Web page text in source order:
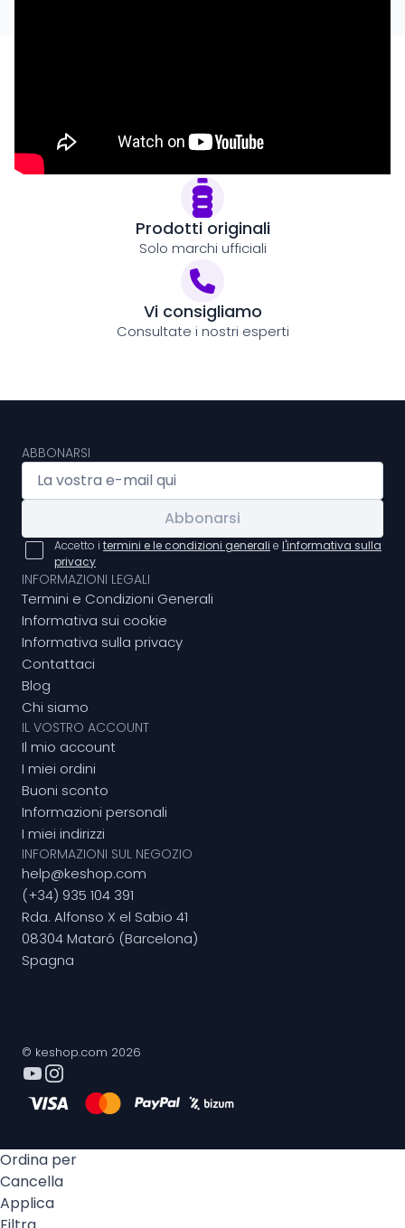
Pagamento sicuro al 100%
Prodotti originali
Solo marchi ufficiali
Vi consigliamo
Consultate i nostri esperti
ABBONARSI
Abbonarsi
Accetto i termini e le condizioni generali e l'informativa sulla
privacy
INFORMAZIONI LEGALI
Termini e Condizioni Generali
Informativa sui cookie
Informativa sulla privacy
Contattaci
Blog
Chi siamo
IL VOSTRO ACCOUNT
Il mio account
I miei ordini
Buoni sconto
Informazioni personali
I miei indirizzi
INFORMAZIONI SUL NEGOZIO
help@keshop.com
(+34) 935 104 391
Rda. Alfonso X el Sabio 41
08304 Mataró (Barcelona)
Spagna
© keshop.com 2026
Ordina per
Cancella
Applica